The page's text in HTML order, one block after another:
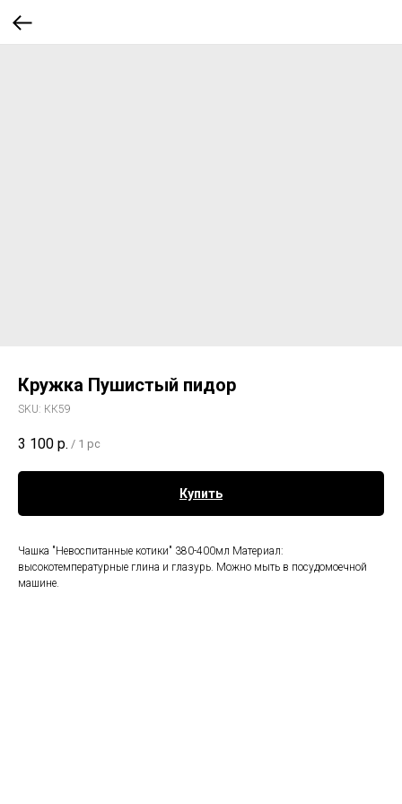
Кружка Пушистый пидор
SKU: КК59
3 100 р. / 1 pc
Купить
Чашка "Невоспитанные котики" 380-400мл Материал:
высокотемпературные глина и глазурь. Можно мыть в посудомоечной
машине.